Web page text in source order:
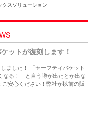
クスソリューション
ットが復刻します！
ました！ 「セーフティバケット
なる！」と言う噂が出たとか出な
ご安心ください！弊社が以前の販